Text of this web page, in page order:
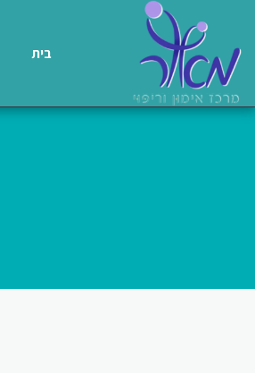
בית